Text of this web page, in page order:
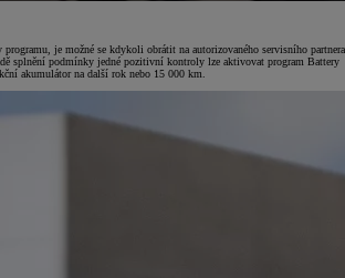
je možné se kdykoli obrátit na autorizovaného servisního partnera
splnění podmínky jedné pozitivní kontroly lze aktivovat program Battery
akumulátor na další rok nebo 15 000 km.